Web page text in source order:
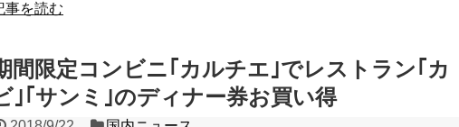
事を読む
間限定コンビニ｢カルチエ｣でレストラン｢カ
｣｢サンミ｣のディナー券お買い得